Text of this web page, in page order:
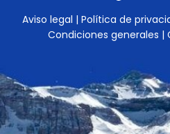
Aviso legal | Política de
Condiciones generales |